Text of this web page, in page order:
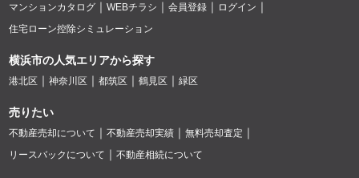
マンションカタログ
WEBチラシ 会員登録
ログイン
住宅ローン控除シミュレーション
横浜市の人気エリアから探す
港北区 神奈川区 都筑区 鶴見区 緑区
売りたい
不動産売却について 不動産売却実績
無料売却査定
リースバックについて
不動産相続について